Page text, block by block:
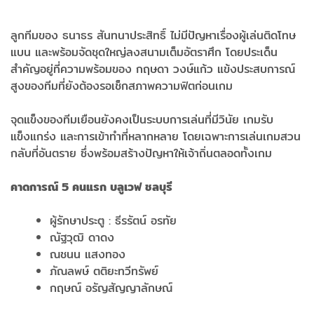
ลูกทีมของ ธนาธร สันทนาประสิทธิ์ ไม่มีปัญหาเรื่องผู้เล่นติดโทษ
แบน และพร้อมจัดชุดใหญ่ลงสนามเต็มอัตราศึก โดยประเด็น
สำคัญอยู่ที่ความพร้อมของ กฤษดา วงษ์แก้ว แข้งประสบการณ์
สูงของทีมที่ยังต้องรอเช็กสภาพความฟิตก่อนเกม
จุดแข็งของทีมเยือนยังคงเป็นระบบการเล่นที่มีวินัย เกมรับ
แข็งแกร่ง และการเข้าทำที่หลากหลาย โดยเฉพาะการเล่นเกมสวน
กลับที่อันตราย ซึ่งพร้อมสร้างปัญหาให้เจ้าถิ่นตลอดทั้งเกม
คาดการณ์ 5 คนแรก บลูเวฟ ชลบุรี
ผู้รักษาประตู : ธีรรัตน์ อรทัย
ณัฐวุฒิ ดาดง
ณชนน แสงทอง
ภัณลพษ์ ตติยะทวีทรัพย์
กฤษณ์ อรัญสัญญาลักษณ์